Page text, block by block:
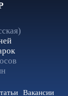
Вакансии